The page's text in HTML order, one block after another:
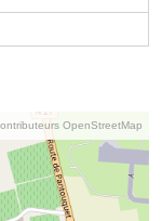
OpenStreetMap